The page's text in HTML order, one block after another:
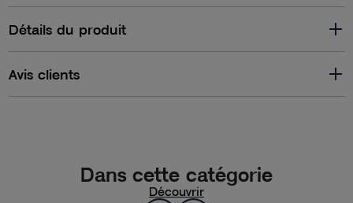
Détails du produit
Avis clients
Dans cette catégorie
Découvrir